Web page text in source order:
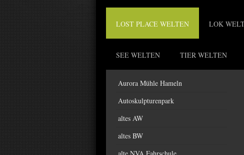
LOST PLACE WELTEN LOK
SEE WELTEN TIER WELTEN
Aurora Mühle Hameln
Autoskulpturenpark
altes AW
altes BW